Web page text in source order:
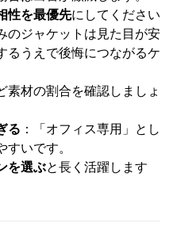
性を最優先にしてください
のジャケットは見た目が安
るうえで後悔につながるケ
素材の割合を確認しましょ
る ：「オフィス専用」とし
いです。
を選ぶと長く活躍します